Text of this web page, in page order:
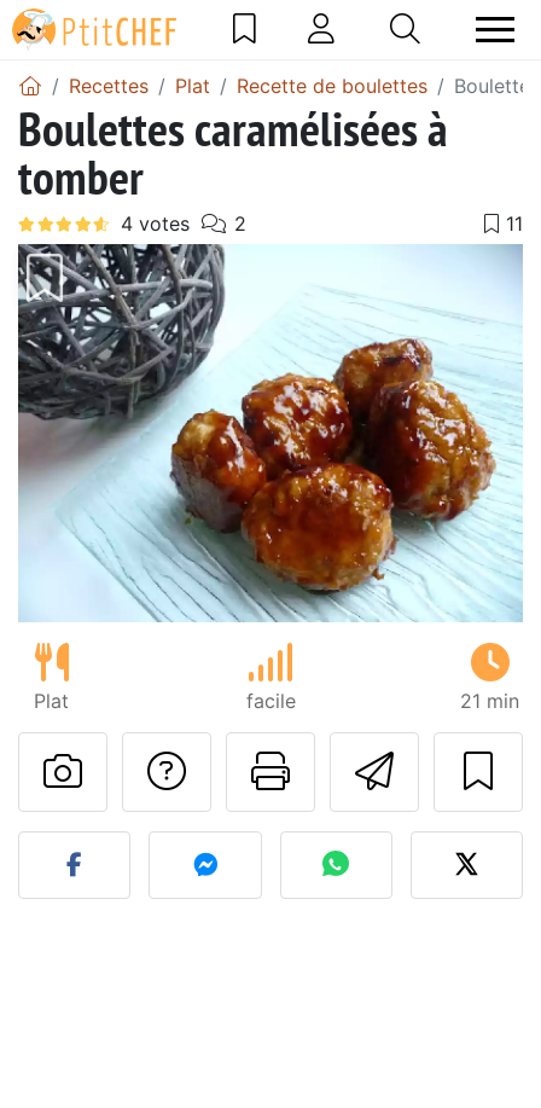
Recettes Plat Recette de boulettes
Boulettes caramélisées à
tomber
Plat facile 21 min
Imprimer
Poser une
Publier votre photo de